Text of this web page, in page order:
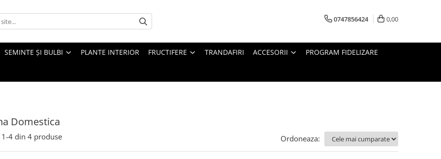
0747856424 0,00
SEMINTE ȘI BULBI PLANTE INTERIOR FRUCTIFERE TRANDAFIRI ACCESORII PROGRAM FIDELIZARE
Domestica
1-4 din 4 produse Ordoneaza: